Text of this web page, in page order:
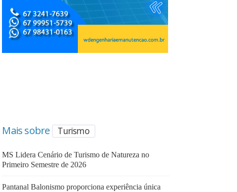
Mais sobre Turismo
MS Lidera Cenário de Turismo de Natureza no
Primeiro Semestre de 2026
Pantanal Balonismo proporciona experiência única